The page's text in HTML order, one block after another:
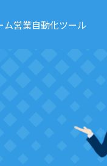
ム営業自動化ツール